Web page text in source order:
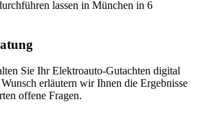
lassen in München in 6
Sie Ihr Elektroauto-Gutachten digital
erläutern wir Ihnen die Ergebnisse
offene Fragen.